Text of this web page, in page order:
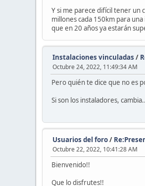
Y si me parece difícil tener un
millones cada 150km para
que en 20 años ya estarán
Instalaciones vinculadas /
Octubre 24, 2022, 11:49:34 AM
Pero quién te dice que no es
Si son los instaladores,
Usuarios del foro/
Octubre 22, 2022, 10:41:28 AM
Bienvenido!!
Que lo disfrutes!!